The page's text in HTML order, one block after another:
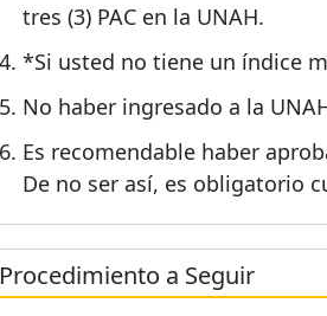
tres (3) PAC en la UNAH.
*Si usted no tiene un índice
No haber ingresado a la
Es recomendable haber
De no ser así, es obligatorio
Procedimiento a Seguir